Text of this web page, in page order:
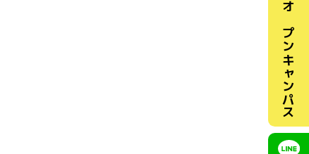
オープン
キャンパス